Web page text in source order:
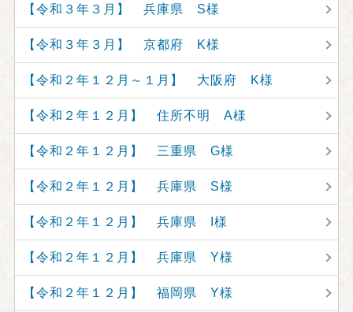
【令和３年３月】 兵庫県 S様
【令和３年３月】 京都府 K様
【令和２年１２月～１月】 大阪府 K様
【令和２年１２月】 住所不明 A様
【令和２年１２月】 三重県 G様
【令和２年１２月】 兵庫県 S様
【令和２年１２月】 兵庫県 I様
【令和２年１２月】 兵庫県 Y様
【令和２年１２月】 福岡県 Y様